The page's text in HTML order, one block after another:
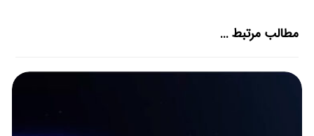
مطالب مرتبط ...